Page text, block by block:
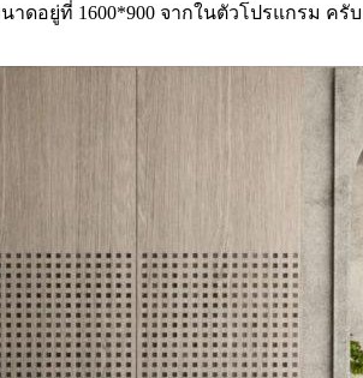
นาดอยู่ที่ 1600*900 จากในตัวโปรแกรม ครับ